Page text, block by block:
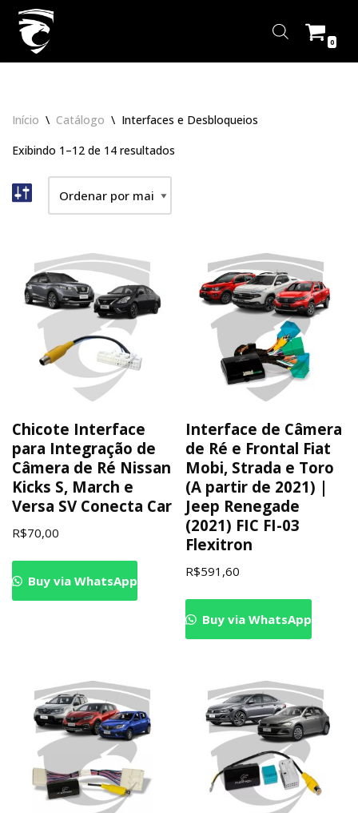
Pular
para
0
Início \ Catálogo \ Interfaces e Desbloqueios
Exibindo 1–12 de 14 resultados
Chicote Interface
para Integração de
Câmera de Ré Nissan
Kicks S, March e
Versa SV Conecta Car
R$70,00
Buy via WhatsApp
Interface de Câmera
de Ré e Frontal Fiat
Mobi, Strada e Toro
(A partir de 2021) |
Jeep Renegade
(2021) FIC FI-03
Flexitron
R$591,60
Buy via WhatsApp